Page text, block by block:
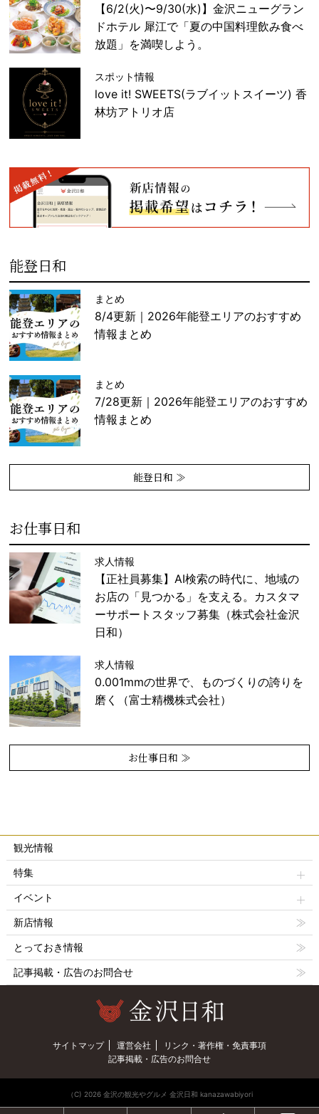
【6/2(火)〜9/30(水)】金沢ニューグラン
ドホテル 犀江で「夏の中国料理飲み食べ
放題」を満喫しよう。
スポット情報
love it! SWEETS(ラブイットスイーツ) 香
林坊アトリオ店
能登日和
まとめ
8/4更新｜2026年能登エリアのおすすめ
情報まとめ
まとめ
7/28更新｜2026年能登エリアのおすすめ
情報まとめ
能登日和 ≫
お仕事日和
求人情報
【正社員募集】AI検索の時代に、地域の
お店の「見つかる」を支える。カスタマ
ーサポートスタッフ募集（株式会社金沢
日和）
求人情報
0.001mmの世界で、ものづくりの誇りを
磨く（富士精機株式会社）
お仕事日和 ≫
観光情報
特集
イベント
新店情報
とっておき情報
記事掲載・広告のお問合せ
サイトマップ 運営会社
リンク・著作権・免責事項
記事掲載・広告のお問合せ
（C) 2026 金沢の観光やグルメ 金沢日和 kanazawabiyori